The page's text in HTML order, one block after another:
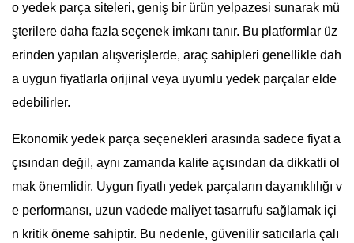
o yedek parça siteleri, geniş bir ürün yelpazesi sunarak mü
şterilere daha fazla seçenek imkanı tanır. Bu platformlar üz
erinden yapılan alışverişlerde, araç sahipleri genellikle dah
a uygun fiyatlarla orijinal veya uyumlu yedek parçalar elde
edebilirler.
Ekonomik yedek parça seçenekleri arasında sadece fiyat a
çısından değil, aynı zamanda kalite açısından da dikkatli ol
mak önemlidir. Uygun fiyatlı yedek parçaların dayanıklılığı v
e performansı, uzun vadede maliyet tasarrufu sağlamak içi
n kritik öneme sahiptir. Bu nedenle, güvenilir satıcılarla çalı